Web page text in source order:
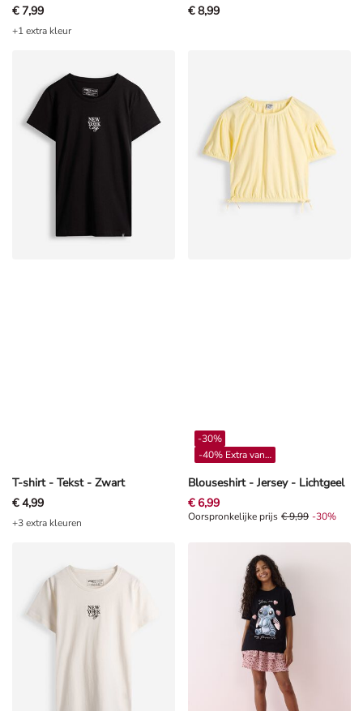
€ 7,99
+1 extra kleur
€ 8,99
T-shirt - Tekst - Zwart
€ 4,99
+3 extra kleuren
Blouseshirt - Jersey - Lichtgeel
-30%
-40% Extra vanaf 4**
€ 6,99
Oorspronkelijke prijs € 9,99,
Oorspronkelijke prijs € 9,99 -30%